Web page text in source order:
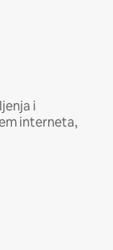
i
interneta,